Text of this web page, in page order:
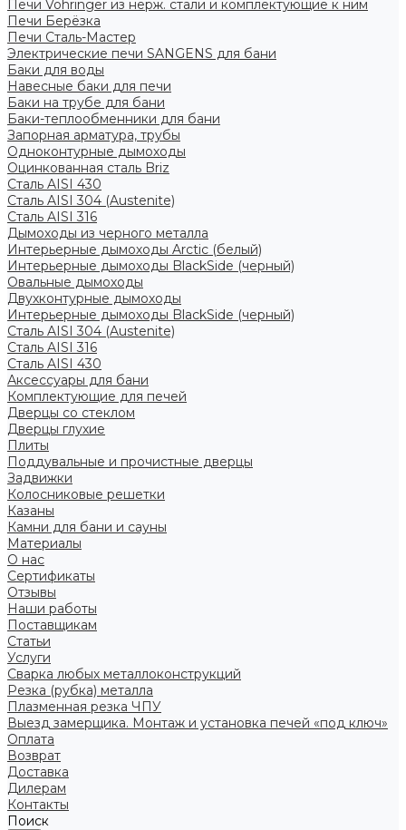
Печи Vöhringer из нерж. стали и комплектующие к ним
Печи Берёзка
Печи Сталь-Мастер
Электрические печи SANGENS для бани
Баки для воды
Навесные баки для печи
Баки на трубе для бани
Баки-теплообменники для бани
Запорная арматура, трубы
Одноконтурные дымоходы
Оцинкованная сталь Briz
Сталь AISI 430
Сталь AISI 304 (Austenite)
Сталь AISI 316
Дымоходы из черного металла
Интерьерные дымоходы Arctic (белый)
Интерьерные дымоходы BlackSide (черный)
Овальные дымоходы
Двухконтурные дымоходы
Интерьерные дымоходы BlackSide (черный)
Сталь AISI 304 (Austenite)
Сталь AISI 316
Сталь AISI 430
Аксессуары для бани
Комплектующие для печей
Дверцы со стеклом
Дверцы глухие
Плиты
Поддувальные и прочистные дверцы
Задвижки
Колосниковые решетки
Казаны
Камни для бани и сауны
Материалы
О нас
Сертификаты
Отзывы
Наши работы
Поставщикам
Статьи
Услуги
Сварка любых металлоконструкций
Резка (рубка) металла
Плазменная резка ЧПУ
Выезд замерщика. Монтаж и установка печей «под ключ»
Оплата
Возврат
Доставка
Дилерам
Контакты
Поиск